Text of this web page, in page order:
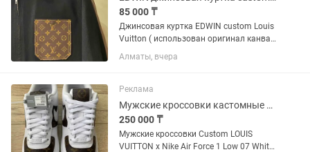
85 000 ₸
Джинсовая куртка EDWIN custom Louis
Vuitton ( использован оригинал канва )
Куртка EDWIN, вдохновленная
классическими стилями рабочей
знаменитой фабрики Kaihara в...
Алматы, вчера
Реклама
Мужские кроссовки кастомные LV x Nike Air Force 1 Low 07 White Gum
250 000 ₸
Мужские кроссовки Custom LOUIS
VUITTON x Nike Air Force 1 Low 07 White